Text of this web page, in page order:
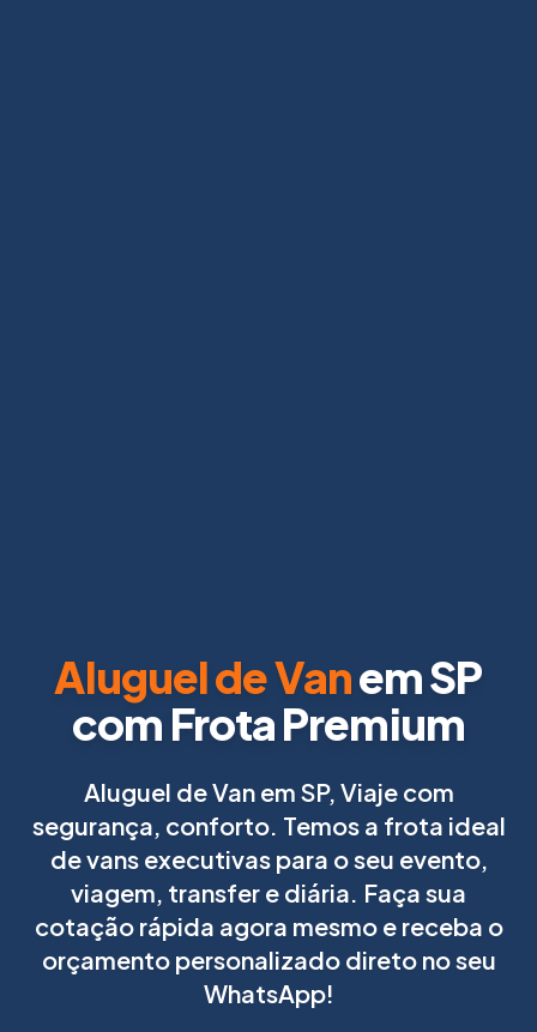
Aluguel de Vanem SP
com Frota Premium
Aluguel de Van em SP, Viaje com
segurança, conforto. Temos a frota ideal
de vans executivas para o seu evento,
viagem, transfer e diária. Faça sua
cotação rápida agora mesmo e receba o
orçamento personalizado direto no seu
WhatsApp!